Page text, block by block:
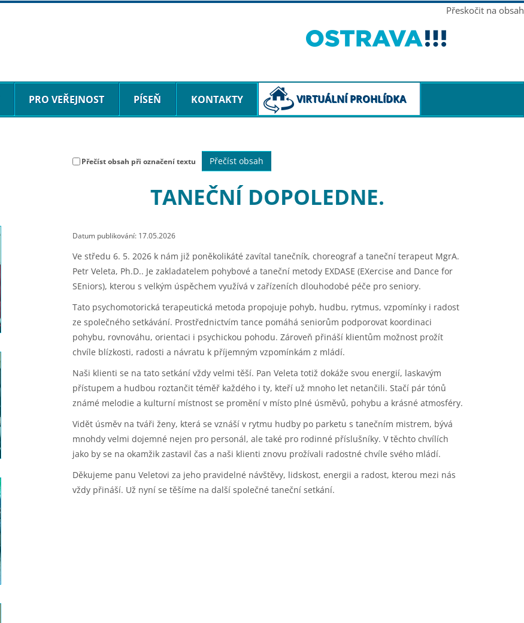
Přeskočit na obsah
PRO VEŘEJNOST PÍSEŇ KONTAKTY VIRTUÁLNÍ PROHLÍDKA
Přečíst obsah při označení textu Přečíst obsah
TANEČNÍ DOPOLEDNE.
Datum publikování: 17.05.2026
Ve středu 6. 5. 2026 k nám již poněkolikáté zavítal tanečník, choreograf a taneční terapeut MgrA.
Petr Veleta, Ph.D.. Je zakladatelem pohybové a taneční metody EXDASE (EXercise and Dance for
SEniors), kterou s velkým úspěchem využívá v zařízeních dlouhodobé péče pro seniory.
Tato psychomotorická terapeutická metoda propojuje pohyb, hudbu, rytmus, vzpomínky i radost
ze společného setkávání. Prostřednictvím tance pomáhá seniorům podporovat koordinaci
pohybu, rovnováhu, orientaci i psychickou pohodu. Zároveň přináší klientům možnost prožít
chvíle blízkosti, radosti a návratu k příjemným vzpomínkám z mládí.
Naši klienti se na tato setkání vždy velmi těší. Pan Veleta totiž dokáže svou energií, laskavým
přístupem a hudbou roztančit téměř každého i ty, kteří už mnoho let netančili. Stačí pár tónů
známé melodie a kulturní místnost se promění v místo plné úsměvů, pohybu a krásné atmosféry.
Vidět úsměv na tváři ženy, která se vznáší v rytmu hudby po parketu s tanečním mistrem, bývá
mnohdy velmi dojemné nejen pro personál, ale také pro rodinné příslušníky. V těchto chvílích
jako by se na okamžik zastavil čas a naši klienti znovu prožívali radostné chvíle svého mládí.
Děkujeme panu Veletovi za jeho pravidelné návštěvy, lidskost, energii a radost, kterou mezi nás
vždy přináší. Už nyní se těšíme na další společné taneční setkání.